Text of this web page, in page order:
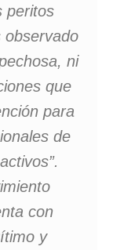
peritos
observado
ni
que
para
de
con
y